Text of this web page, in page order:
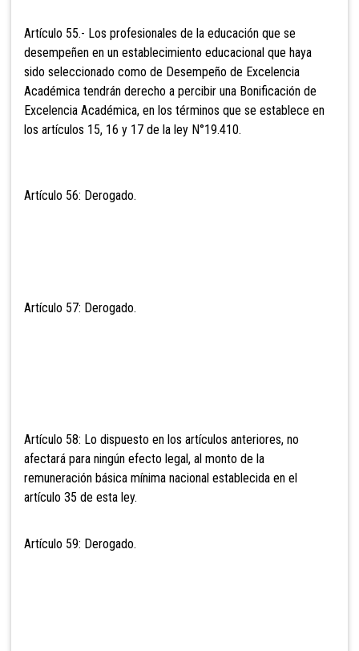
Artículo 55.- Los profesionales de la educación que se
desempeñen en un establecimiento educacional que haya
sido seleccionado como de Desempeño de Excelencia
Académica tendrán derecho a percibir una Bonificación de
Excelencia Académica, en los términos que se establece en
los artículos 15, 16 y 17 de la ley N°19.410.
Artículo 56: Derogado.
Artículo 57: Derogado.
Artículo 58: Lo dispuesto en los artículos anteriores, no
afectará para ningún efecto legal, al monto de la
remuneración básica mínima nacional establecida en el
artículo 35 de esta ley.
Artículo 59: Derogado.